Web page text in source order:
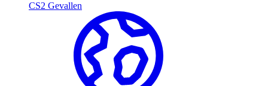
CS2 Gevallen